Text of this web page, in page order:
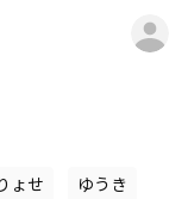
ょせ ゆうき